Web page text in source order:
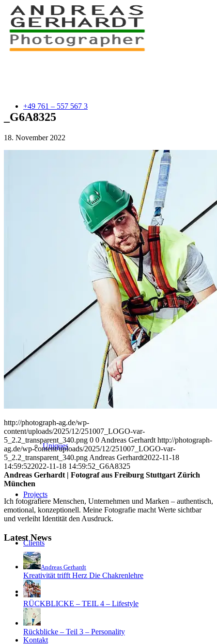
+49 761 – 557 567 3
Corporate
Uniques
Projects
Clients
Blog
Kontakt
_G6A8325
18. November 2022
http://photograph-ag.de/wp-
content/uploads/2025/12/251007_LOGO-var-
5_2.2_transparent_340.png 0 0 Andreas Gerhardt http://photograph-
ag.de/wp-content/uploads/2025/12/251007_LOGO-var-
5_2.2_transparent_340.png Andreas Gerhardt2022-11-18
14:59:522022-11-18 14:59:52 _G6A8325
Andreas Gerhardt | Fotograf aus Freiburg Stuttgart Zürich
München
Ich fotografiere Menschen, Unternehmen und Marken – authentisch,
emotional, konzeptionell. Meine Fotografie macht Werte sichtbar
und verleiht Identität den Ausdruck.
Latest News
Andreas Gerhardt
Kreativität trifft Herz Die Chakrenlehre
RÜCKBLICKE – TEIL 4 – Lifestyle
Rückblicke – Teil 3 – Personality